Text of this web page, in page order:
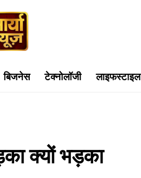
बिजनेस टेक्नोलॉजी लाइफस्टाइल
क्यों भड़का